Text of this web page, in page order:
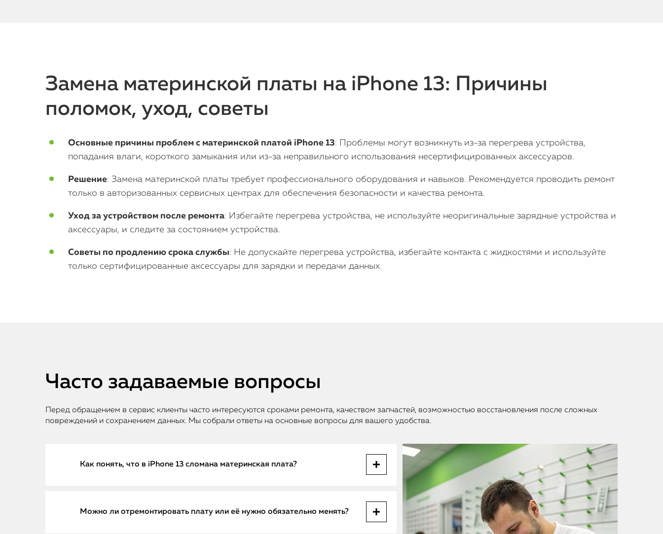
Замена материнской платы на iPhone 13: Причины
поломок, уход, советы
Основные причины проблем с материнской платой iPhone 13: Проблемы могут возникнуть из-за перегрева устройства,
попадания влаги, короткого замыкания или из-за неправильного использования несертифицированных аксессуаров.
Решение: Замена материнской платы требует профессионального оборудования и навыков. Рекомендуется проводить ремонт
только в авторизованных сервисных центрах для обеспечения безопасности и качества ремонта.
Уход за устройством после ремонта: Избегайте перегрева устройства, не используйте неоригинальные зарядные устройства и
аксессуары, и следите за состоянием устройства.
Советы по продлению срока службы: Не допускайте перегрева устройства, избегайте контакта с жидкостями и используйте
только сертифицированные аксессуары для зарядки и передачи данных.
Часто задаваемые вопросы
Перед обращением в сервис клиенты часто интересуются сроками ремонта, качеством запчастей, возможностью восстановления после сложных
повреждений и сохранением данных. Мы собрали ответы на основные вопросы для вашего удобства.
Как понять, что в iPhone 13 сломана материнская плата?
Поломка материнской платы — одна из самых серьезных неисправностей в
Можно ли отремонтировать плату или её нужно обязательно менять?